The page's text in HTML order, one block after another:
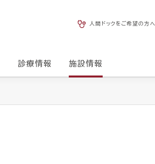
診療情報 施設情報
人間ドックをご希望の方へ